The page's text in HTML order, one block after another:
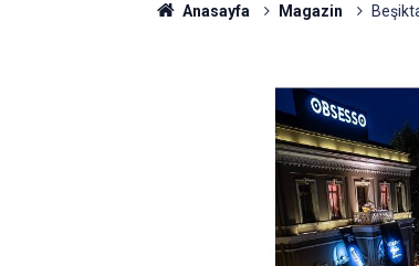
Anasayfa Magazin